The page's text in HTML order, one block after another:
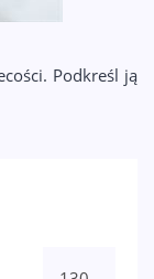
Podkreśl ją